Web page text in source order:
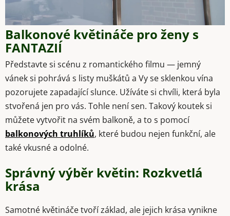
Balkonové květináče pro ženy s
FANTAZIÍ
Představte si scénu z romantického filmu — jemný
vánek si pohrává s listy muškátů a Vy se sklenkou vína
pozorujete zapadající slunce. Užíváte si chvíli, která byla
stvořená jen pro vás. Tohle není sen. Takový koutek si
můžete vytvořit na svém balkoně, a to s pomocí
balkonových truhlíků, které budou nejen funkční, ale
také vkusné a odolné.
Správný výběr květin: Rozkvetlá
krása
Samotné květináče tvoří základ, ale jejich krása vynikne